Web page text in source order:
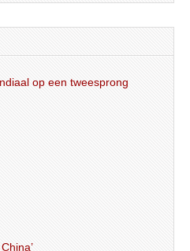
# 108: AI mondiaal op een tweesprong